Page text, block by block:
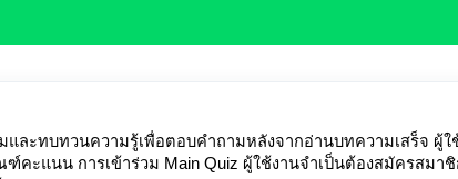
และทบทวนความรู้เพื่อตอบคำถามหลังจากอ่านบทความเสร็จ ผู้ใ
คะแนน การเข้าร่วม Main Quiz ผู้ใช้งานจำเป็นต้องสมัครสมาชิ